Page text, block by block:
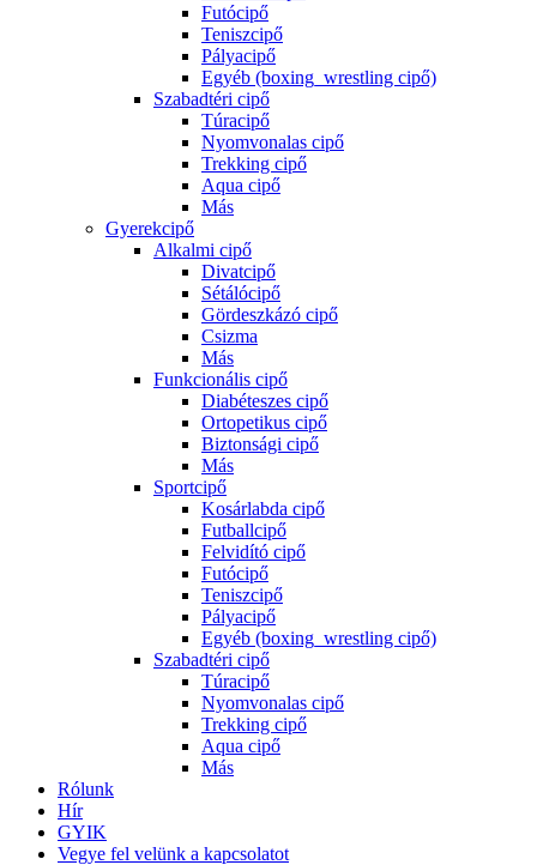
Futócipő
Teniszcipő
Pályacipő
Egyéb (boxing_wrestling cipő)
Szabadtéri cipő
Túracipő
Nyomvonalas cipő
Trekking cipő
Aqua cipő
Más
Gyerekcipő
Alkalmi cipő
Divatcipő
Sétálócipő
Gördeszkázó cipő
Csizma
Más
Funkcionális cipő
Diabéteszes cipő
Ortopetikus cipő
Biztonsági cipő
Más
Sportcipő
Kosárlabda cipő
Futballcipő
Felvidító cipő
Futócipő
Teniszcipő
Pályacipő
Egyéb (boxing_wrestling cipő)
Szabadtéri cipő
Túracipő
Nyomvonalas cipő
Trekking cipő
Aqua cipő
Más
Rólunk
Hír
GYIK
Vegye fel velünk a kapcsolatot